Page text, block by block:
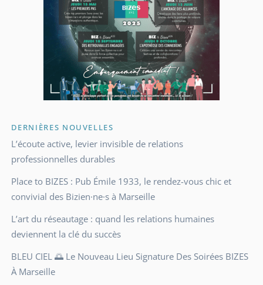
DERNIÈRES NOUVELLES
L’écoute active, levier invisible de relations
professionnelles durables
Place to BIZES : Pub Émile 1933, le rendez-vous chic et
convivial des Bizien·ne·s à Marseille
L’art du réseautage : quand les relations humaines
deviennent la clé du succès
BLEU CIEL 🌅 Le Nouveau Lieu Signature Des Soirées BIZES
À Marseille